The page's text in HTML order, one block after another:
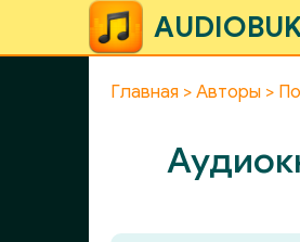
Главная Авторы